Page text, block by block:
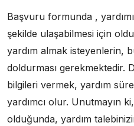
Başvuru formunda ,
şekilde ulaşabilmesi için
yardım almak isteyenlerin,
doldurması gerekmektedir.
bilgileri vermek, yardım
yardımcı olur. Unutmayın
olduğunda, yardım